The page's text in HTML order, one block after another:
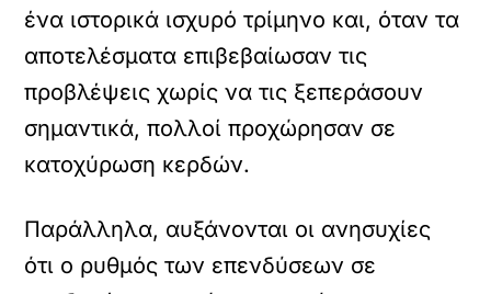
ένα ιστορικά ισχυρό τρίμηνο και, όταν τα
αποτελέσματα επιβεβαίωσαν τις
προβλέψεις χωρίς να τις ξεπεράσουν
σημαντικά, πολλοί προχώρησαν σε
κατοχύρωση κερδών.
Παράλληλα, αυξάνονται οι ανησυχίες
ότι ο ρυθμός των επενδύσεων σε